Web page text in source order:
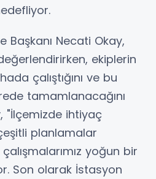
Başkanı Necati Okay,
ekiplerin
çalıştığını ve bu
tamamlanacağını
"İlçemizde ihtiyaç
planlamalar
yoğun bir
Son olarak İstasyon